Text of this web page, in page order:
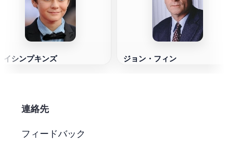
イシンプキンズ ジョン・フィン
連絡先
フィードバック